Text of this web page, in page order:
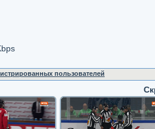
пользователей